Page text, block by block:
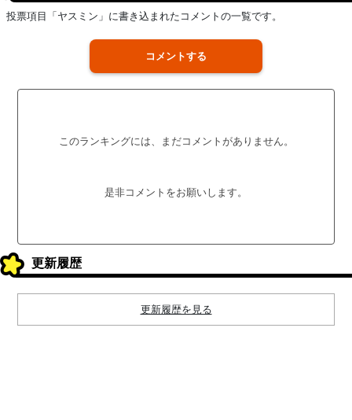
投票項目「ヤスミン」に書き込まれたコメントの一覧です。
コメントする
このランキングには、まだコメントがありません。
是非コメントをお願いします。
更新履歴
更新履歴を見る